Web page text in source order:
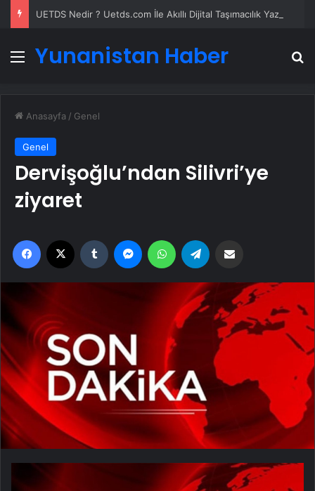
Menü
Yunanistan Haber
Anasayfa / Genel
Genel
Dervişoğlu’ndan Silivri’ye
ziyaret
Facebook Tumblr MessengerWhatsApp